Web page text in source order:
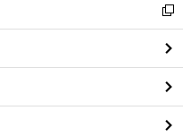
閉
る
新
し
い
ウ
ィ
ン
ド